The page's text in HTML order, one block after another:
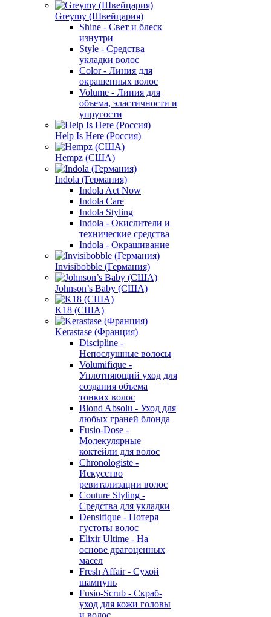
Greymy (Швейцария)
Shine - Свет и блеск
изнутри
Style - Средства
укладки волос
Color - Линия для
окрашенных волос
Volume - Линия для
объема, эластичности и
упругости
Help Is Here (Россия)
Hempz (США)
Indola (Германия)
Indola Act Now
Indola Care
Indola Styling
Indola - Окислители и
технические средства
Indola - Окрашивание
Invisibobble (Германия)
Johnson’s Baby (США)
K18 (США)
Kerastase (Франция)
Discipline -
Непослушные волосы
Volumifique -
Уплотняющий уход для
создания объема
тонких волос
Blond Absolu - Уход для
любых граней блонда
Fusio-Dose -
Молекулярные
коктейли для волос
Chronologiste -
Искусство
ревитализации волос
Couture Styling -
Средства для укладки
Densifique - Потеря
густоты волос
Elixir Ultime - На
основе драгоценных
масел
Fresh Affair - Сухой
шампунь
Fusio-Scrub - Скраб-
уход для кожи головы
и волос